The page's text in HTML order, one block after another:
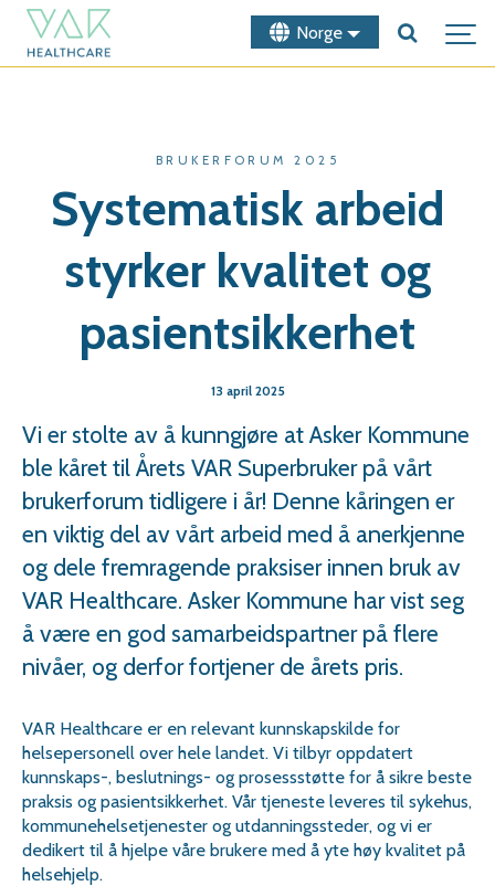
Norge
BRUKERFORUM 2025
Systematisk arbeid
styrker kvalitet og
pasientsikkerhet
13 april 2025
Vi er stolte av å kunngjøre at Asker Kommune
ble kåret til Årets VAR Superbruker på vårt
brukerforum tidligere i år! Denne kåringen er
en viktig del av vårt arbeid med å anerkjenne
og dele fremragende praksiser innen bruk av
VAR Healthcare. Asker Kommune har vist seg
å være en god samarbeidspartner på flere
nivåer, og derfor fortjener de årets pris.
VAR Healthcare er en relevant kunnskapskilde for
helsepersonell over hele landet. Vi tilbyr oppdatert
kunnskaps-, beslutnings- og prosessstøtte for å sikre beste
praksis og pasientsikkerhet. Vår tjeneste leveres til sykehus,
kommunehelsetjenester og utdanningssteder, og vi er
dedikert til å hjelpe våre brukere med å yte høy kvalitet på
helsehjelp.